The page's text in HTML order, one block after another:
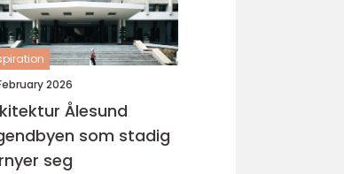
2026
Ålesund
som stadig
seg